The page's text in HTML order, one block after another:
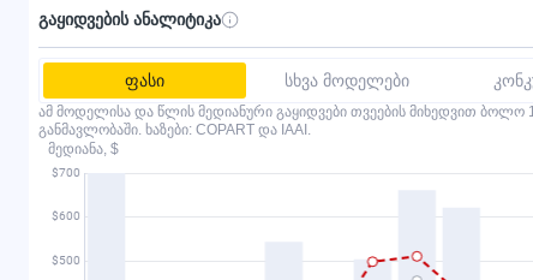
გაყიდვების ანალიტიკა
ფასი სხვა მოდელები
ამ მოდელისა და წლის მედიანური გაყიდვები თვეების მიხედვით ბოლო
განმავლობაში. ხაზები: COPART და IAAI.
მედიანა, $